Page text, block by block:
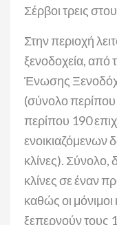
Σέρβοι τρεις
Στην περιοχή
ξενοδοχεία, από
Ένωσης
(σύνολο περίπου
περίπου 190
ενοικιαζόμενων
κλίνες). Σύνολο,
κλίνες σε έναν
καθώς οι μόνιμοι
ξεπερνούν τους